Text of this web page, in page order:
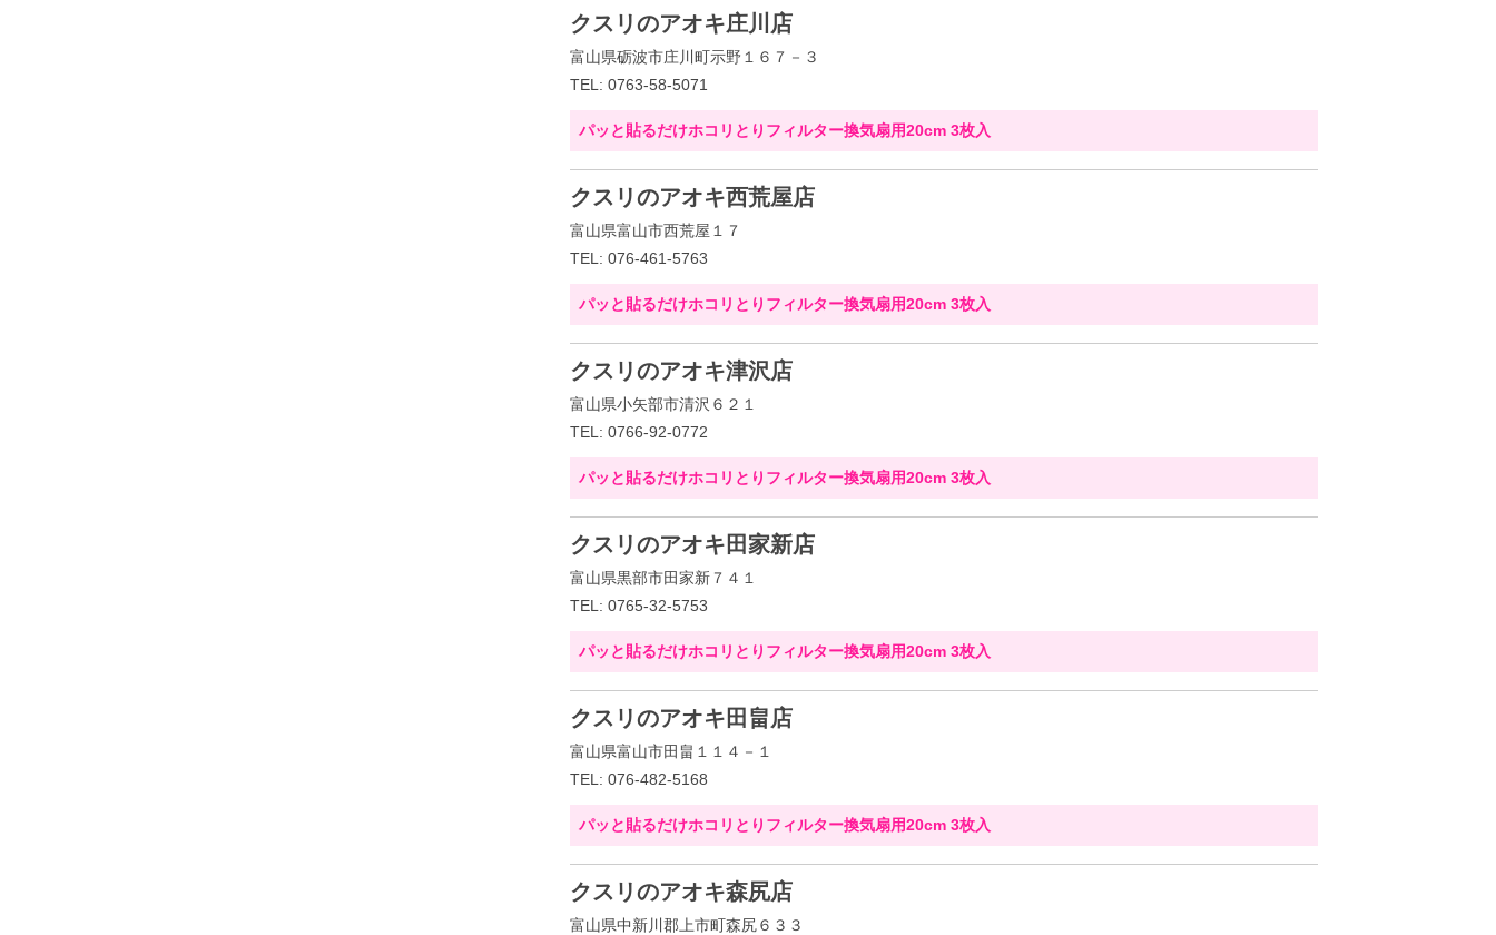
クスリのアオキ庄川店
富山県砺波市庄川町示野１６７－３
TEL: 0763-58-5071
パッと貼るだけホコリとりフィルター換気扇用20cm 3枚入
クスリのアオキ西荒屋店
富山県富山市西荒屋１７
TEL: 076-461-5763
パッと貼るだけホコリとりフィルター換気扇用20cm 3枚入
クスリのアオキ津沢店
富山県小矢部市清沢６２１
TEL: 0766-92-0772
パッと貼るだけホコリとりフィルター換気扇用20cm 3枚入
クスリのアオキ田家新店
富山県黒部市田家新７４１
TEL: 0765-32-5753
パッと貼るだけホコリとりフィルター換気扇用20cm 3枚入
クスリのアオキ田畠店
富山県富山市田畠１１４－１
TEL: 076-482-5168
パッと貼るだけホコリとりフィルター換気扇用20cm 3枚入
クスリのアオキ森尻店
富山県中新川郡上市町森尻６３３